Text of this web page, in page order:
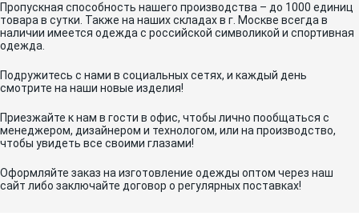
Пропускная способность нашего производства – до 1000 единиц
товара в сутки. Также на наших складах в г. Москве всегда в
наличии имеется одежда с российской символикой и спортивная
одежда.
Подружитесь с нами в социальных сетях, и каждый день
смотрите на наши новые изделия!
Приезжайте к нам в гости в офис, чтобы лично пообщаться с
менеджером, дизайнером и технологом, или на производство,
чтобы увидеть все своими глазами!
Оформляйте заказ на изготовление одежды оптом через наш
сайт либо заключайте договор о регулярных поставках!